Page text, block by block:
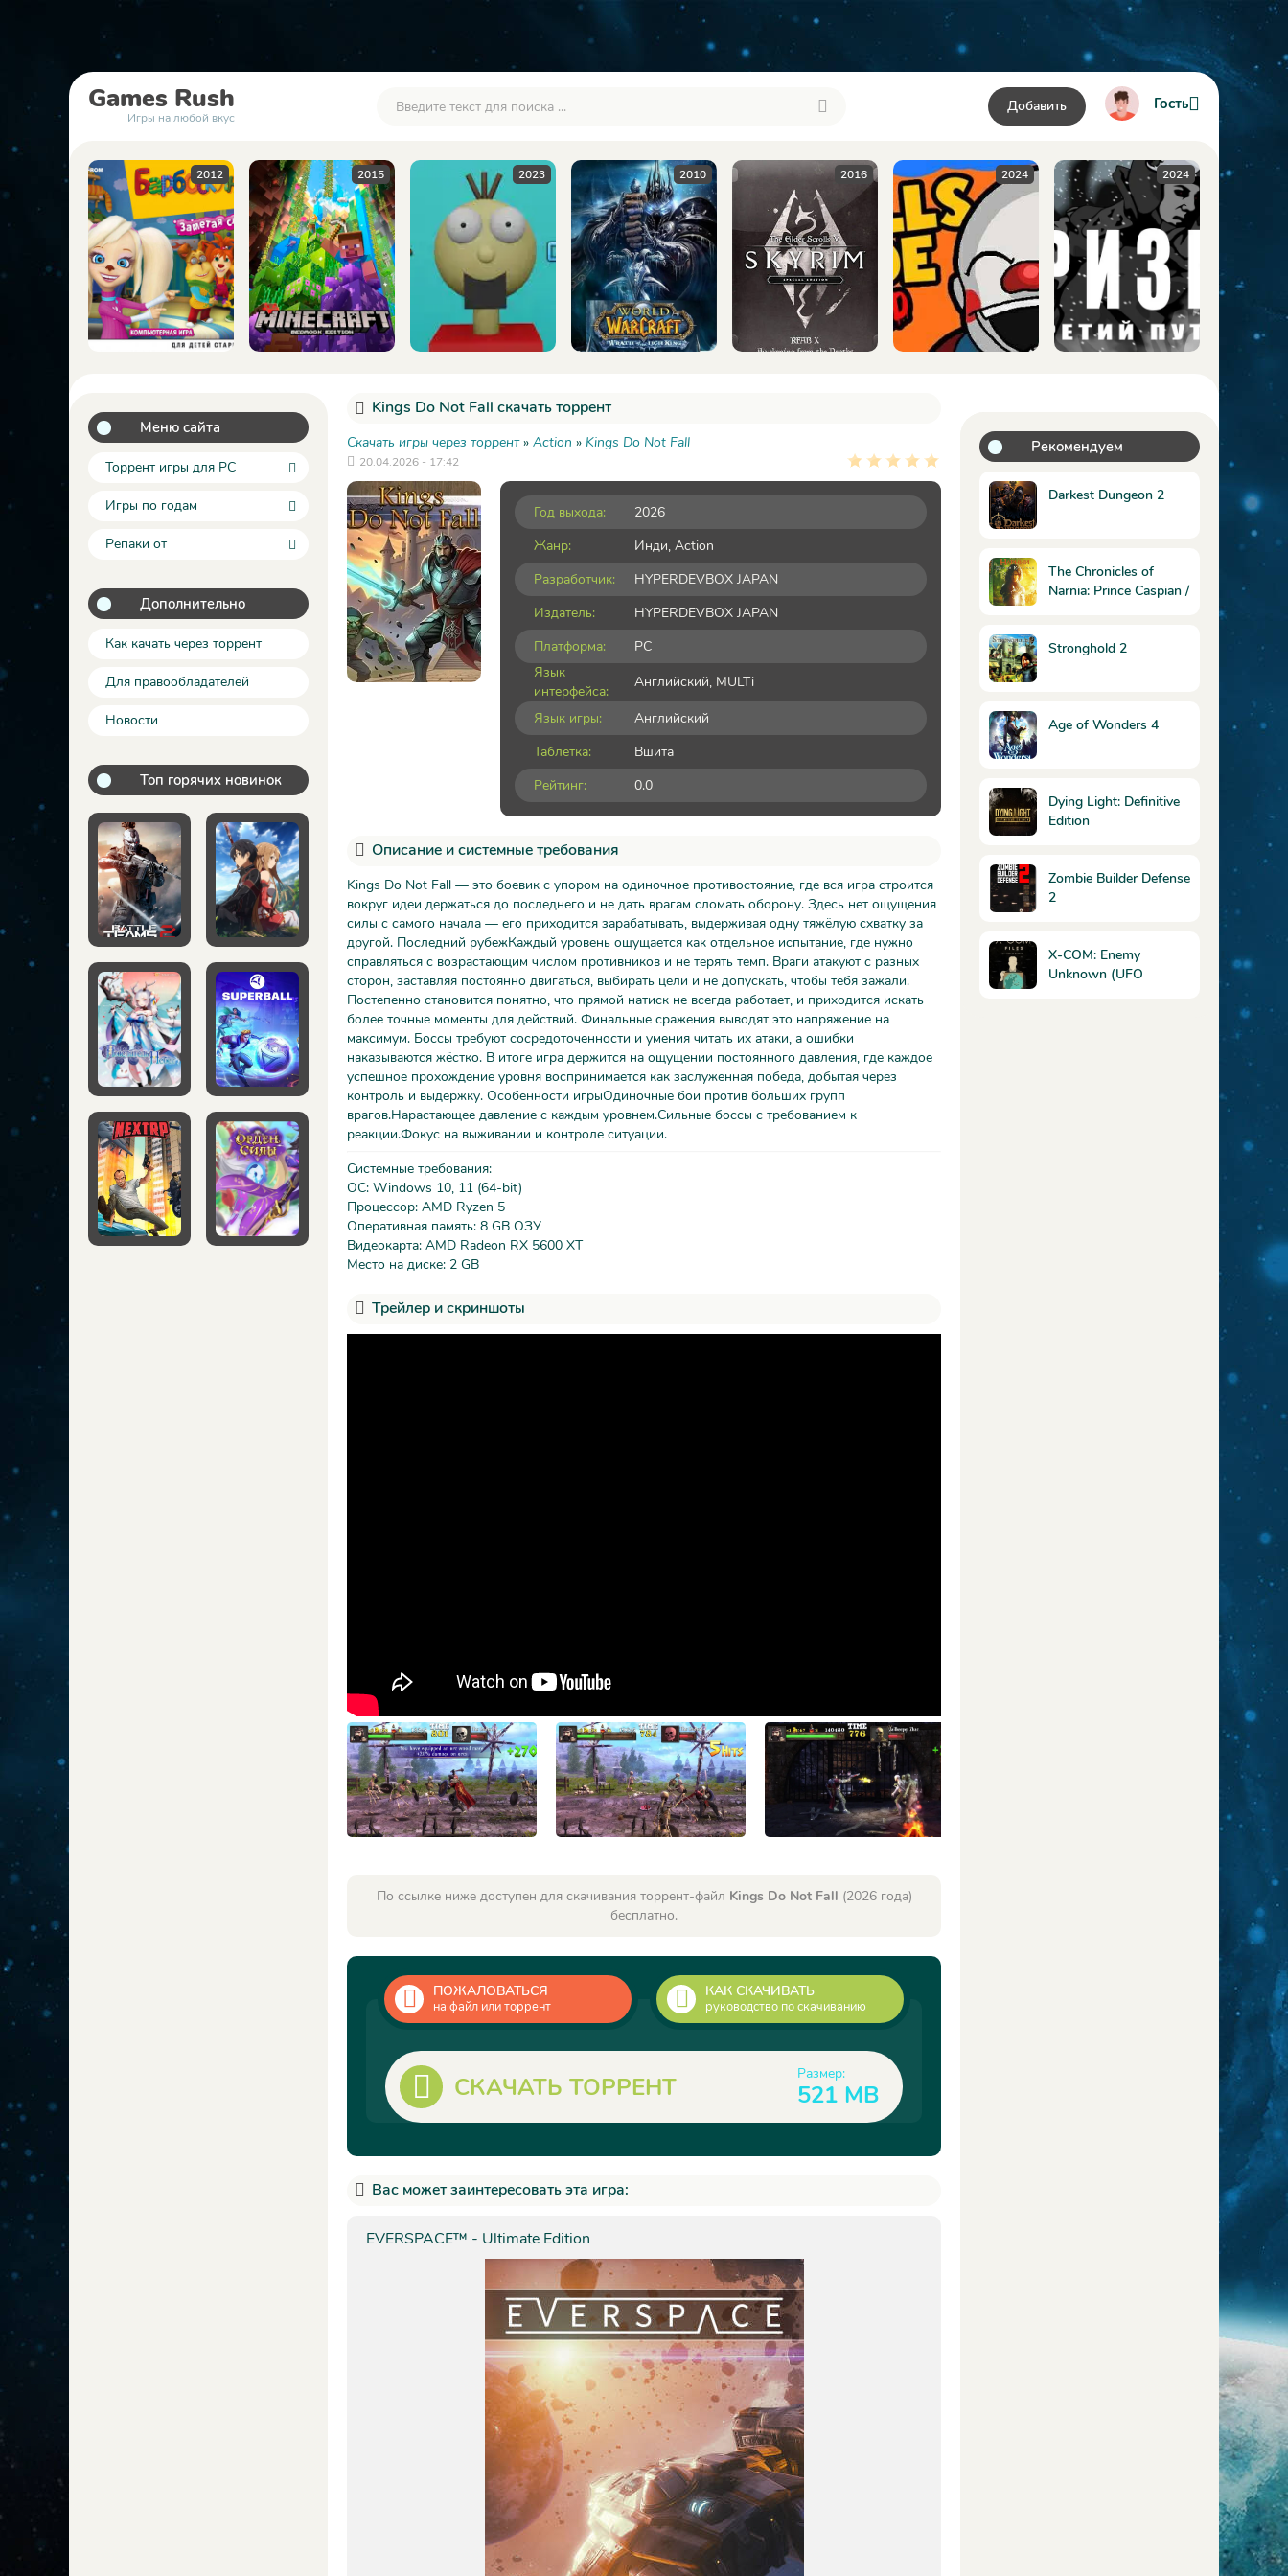
Games Rush
Игры на любой вкус
Добавить Гость
2012 2015 2023 2010 2016 2024 2024
Меню сайта
Торрент игры для PC
Игры по годам
Репаки от
Дополнительно
Как качать через торрент
Для правообладателей
Новости
Топ горячих новинок
Kings Do Not Fall скачать торрент
Скачать игры через торрент» Action » Kings Do Not Fall
20.04.2026 - 17:42
Год выхода:
2026
Жанр:
Инди, Action
Разработчик:
HYPERDEVBOX JAPAN
Издатель:
HYPERDEVBOX JAPAN
Платформа:
PC
Язык
интерфейса:
Английский, MULTi
Язык игры:
Английский
Таблетка:
Вшита
Рейтинг:
0.0
Описание и системные требования
Kings Do Not Fall — это боевик с упором на одиночное противостояние, где вся игра строится
вокруг идеи держаться до последнего и не дать врагам сломать оборону. Здесь нет ощущения
силы с самого начала — его приходится зарабатывать, выдерживая одну тяжёлую схватку за
другой. Последний рубежКаждый уровень ощущается как отдельное испытание, где нужно
справляться с возрастающим числом противников и не терять темп. Враги атакуют с разных
сторон, заставляя постоянно двигаться, выбирать цели и не допускать, чтобы тебя зажали.
Постепенно становится понятно, что прямой натиск не всегда работает, и приходится искать
более точные моменты для действий. Финальные сражения выводят это напряжение на
максимум. Боссы требуют сосредоточенности и умения читать их атаки, а ошибки
наказываются жёстко. В итоге игра держится на ощущении постоянного давления, где каждое
успешное прохождение уровня воспринимается как заслуженная победа, добытая через
контроль и выдержку. Особенности игрыОдиночные бои против больших групп
врагов.Нарастающее давление с каждым уровнем.Сильные боссы с требованием к
реакции.Фокус на выживании и контроле ситуации.
Системные требования:
ОС: Windows 10, 11 (64-bit)
Процессор: AMD Ryzen 5
Оперативная память: 8 GB ОЗУ
Видеокарта: AMD Radeon RX 5600 XT
Место на диске: 2 GB
Трейлер и скриншоты
По ссылке ниже доступен для скачивания торрент-файл Kings Do Not Fall (2026 года)
бесплатно.
ПОЖАЛОВАТЬСЯ
на файл или торрент
КАК СКАЧИВАТЬ
руководство по скачиванию
СКАЧАТЬ ТОРРЕНТ Размер:
521 MB
Вас может заинтересовать эта игра:
EVERSPACE™ - Ultimate Edition
Рекомендуем
Darkest Dungeon 2
The Chronicles of
Narnia: Prince Caspian /
Коллекционное
Stronghold 2
Age of Wonders 4
Dying Light: Definitive
Edition
Zombie Builder Defense
2
X-COM: Enemy
Unknown (UFO